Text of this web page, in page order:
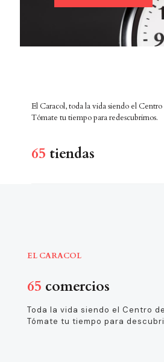
El Caracol, toda la vida siendo el
Tómate tu tiempo para redescubrirnos.
65 tiendas
EL CARACOL
65 comercios
Toda la vida siendo el Centro
Tómate tu tiempo para